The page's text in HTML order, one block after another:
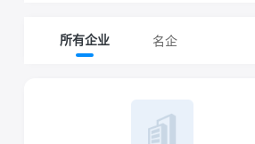
所有企业 名企